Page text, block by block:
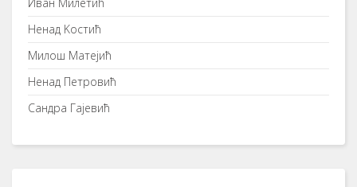
Ненад Kостић
Милош Матејић
Ненад Петровић
Сандра Гајевић